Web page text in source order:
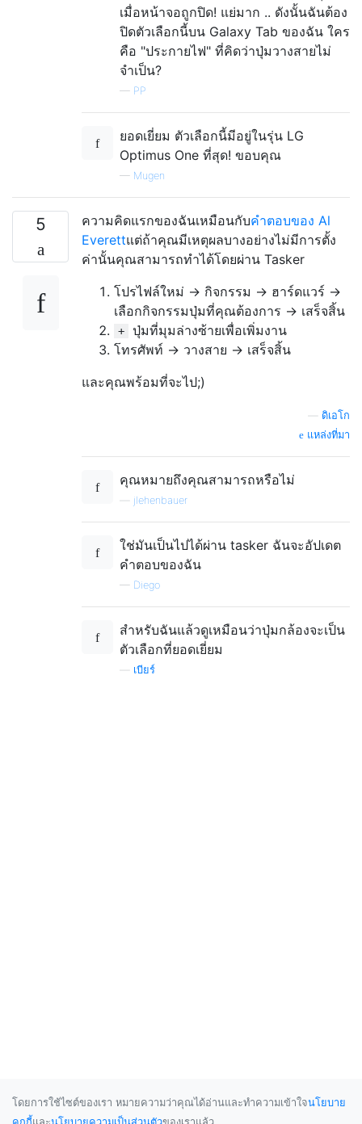
เมื่อหน้าจอถูกปิด! แย่มาก .. ดังนั้นฉันต้อง
ปิดตัวเลือกนี้บน Galaxy Tab ของฉัน ใคร
คือ "ประกายไฟ" ที่คิดว่าปุ่มวางสายไม่
จำเป็น?
— PP
ยอดเยี่ยม ตัวเลือกนี้มีอยู่ในรุ่น LG
Optimus One ที่สุด! ขอบคุณ
— Mugen
5 ความคิดแรกของฉันเหมือนกับคำตอบของ Al
Everettแต่ถ้าคุณมีเหตุผลบางอย่างไม่มีการตั้ง
ค่านั้นคุณสามารถทำได้โดยผ่าน Tasker
โปรไฟล์ใหม่ -> กิจกรรม -> ฮาร์ดแวร์ ->
เลือกกิจกรรมปุ่มที่คุณต้องการ -> เสร็จสิ้น
+
ปุ่มที่มุมล่างซ้ายเพื่อเพิ่มงาน
โทรศัพท์ -> วางสาย -> เสร็จสิ้น
และคุณพร้อมที่จะไป;)
ดิเอโก
แหล่งที่มา
คุณหมายถึงคุณสามารถหรือไม่
jlehenbauer
ใช่มันเป็นไปได้ผ่าน tasker ฉันจะอัปเดต
คำตอบของฉัน
— Diego
สำหรับฉันแล้วดูเหมือนว่าปุ่มกล้องจะเป็น
ตัวเลือกที่ยอดเยี่ยม
เบียร์
โดยการใช้ไซต์ของเรา หมายความว่าคุณได้อ่านและทำความเข้าใจนโยบาย